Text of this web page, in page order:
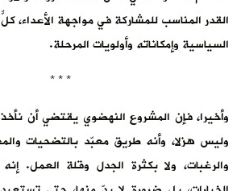
القدر المناسب للمشاركة في مواجهة
السياسية وإمكاناته وأولويات المرحلة.
* * *
وأخيرا، فإن المشروع النهضوي يقتضي أن
وليس هزلا، وأنه طريق معبّد بالتضحيات
والرغبات، ولا بكثرة الجدل وقلة العمل.